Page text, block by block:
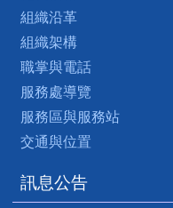
組織沿革
組織架構
職掌與電話
服務處導覽
服務區與服務站
交通與位置
訊息公告